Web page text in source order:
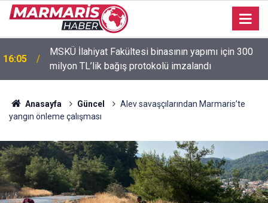
15:53 Murat Dalkılıç hem sahnede hem formda
Anasayfa Güncel
Alev savaşçılarından Marmaris’te
yangın önleme çalışması